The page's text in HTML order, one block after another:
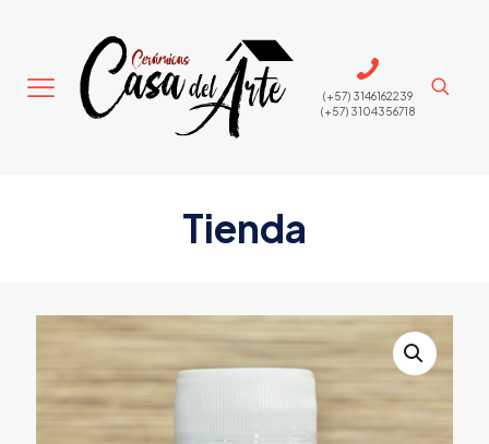
(+57) 3146162239
(+57) 3104356718
Tienda